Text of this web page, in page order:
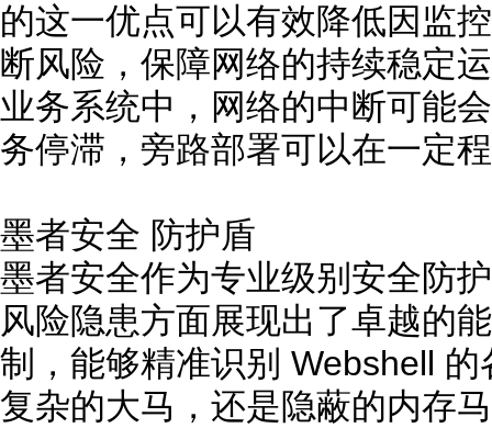
的这一优点可以有效降低因监
断风险，保障网络的持续稳定
业务系统中，网络的中断可能
务停滞，旁路部署可以在一定
墨者安全 防护盾
墨者安全作为专业级别安全防
风险隐患方面展现出了卓越的
制，能够精准识别 Webshell
复杂的大马，还是隐蔽的内存